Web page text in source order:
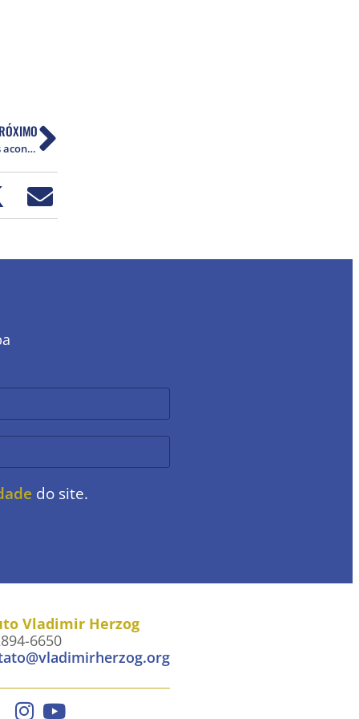
Nota do Instituto Vladimir Herzog sobre últimos acontecimentos na Casa de Detenção do Complexo Penitenciário de Pedrinhas, em São Luís (MA)
do site.
Vladimir Herzog
6650